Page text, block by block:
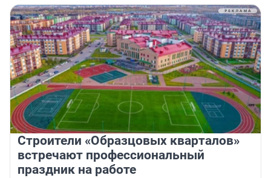
Строители «Образцовых кварталов»
встречают профессиональный
праздник на работе